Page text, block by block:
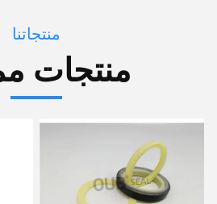
منتجاتنا
منتجات